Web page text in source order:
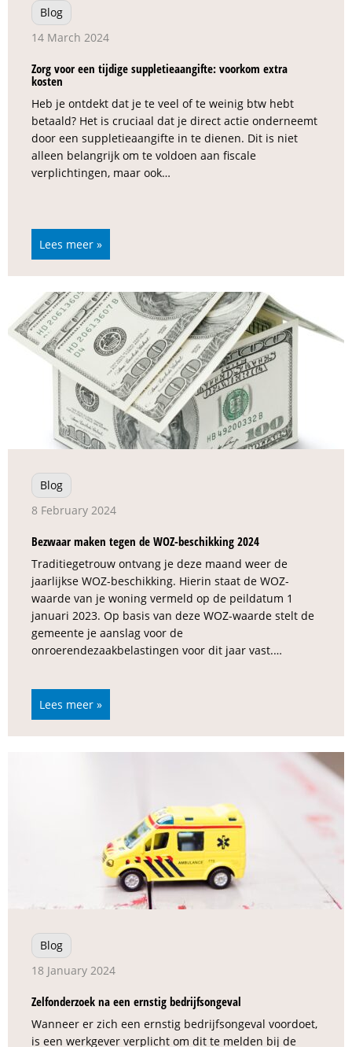
Blog
14 March 2024
Zorg voor een tijdige suppletieaangifte: voorkom extra
kosten
Heb je ontdekt dat je te veel of te weinig btw hebt
betaald? Het is cruciaal dat je direct actie onderneemt
door een suppletieaangifte in te dienen. Dit is niet
alleen belangrijk om te voldoen aan fiscale
verplichtingen, maar ook…
Lees meer »
Blog
8 February 2024
Bezwaar maken tegen de WOZ-beschikking 2024
Traditiegetrouw ontvang je deze maand weer de
jaarlijkse WOZ-beschikking. Hierin staat de WOZ-
waarde van je woning vermeld op de peildatum 1
januari 2023. Op basis van deze WOZ-waarde stelt de
gemeente je aanslag voor de
onroerendezaakbelastingen voor dit jaar vast.…
Lees meer »
Blog
18 January 2024
Zelfonderzoek na een ernstig bedrijfsongeval
Wanneer er zich een ernstig bedrijfsongeval voordoet,
is een werkgever verplicht om dit te melden bij de